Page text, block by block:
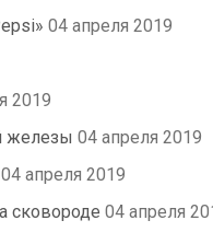
04 апреля 2019
2019
железы 04 апреля 2019
04 апреля 2019
сковороде 04 апреля